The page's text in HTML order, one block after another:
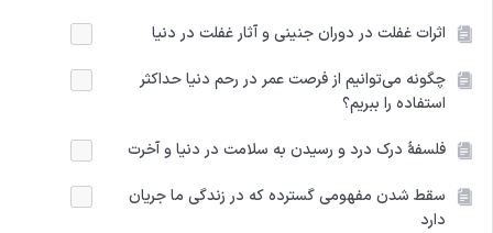
اثرات غفلت در دوران جنینی و آثار غفلت در دنیا
چگونه می‌توانیم از فرصت عمر در رحم دنیا حداکثر
استفاده را ببریم؟
فلسفهٔ درک درد و رسیدن به سلامت در دنیا و آخرت
سقط شدن مفهومی گسترده که در زندگی ما جریان
دارد